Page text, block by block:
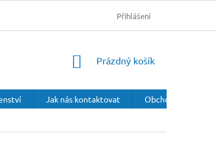
Přihlášení
NÁKUPNÍ
Prázdný košík
Jak nás kontaktovat
Obchodní